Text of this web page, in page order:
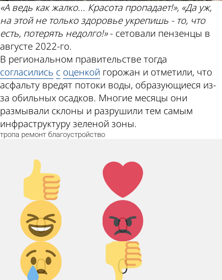
«А ведь как жалко... Красота пропадает!», «Да уж,
на этой не только здоровье укрепишь - то, что
есть, потерять недолго!»- сетовали пензенцы в
августе 2022-го.
В региональном правительстве тогда
согласились с оценкой горожан и отметили, что
асфальту вредят потоки воды, образующиеся из-
за обильных осадков. Многие месяцы они
размывали склоны и разрушили тем самым
инфраструктуру зеленой зоны.
тропа ремонт благоустройство
Палец
вверх!
0
Лайк!
0
Дикий
смех!
0
Агрессия!
0
Грусть :(
Палец
вниз!